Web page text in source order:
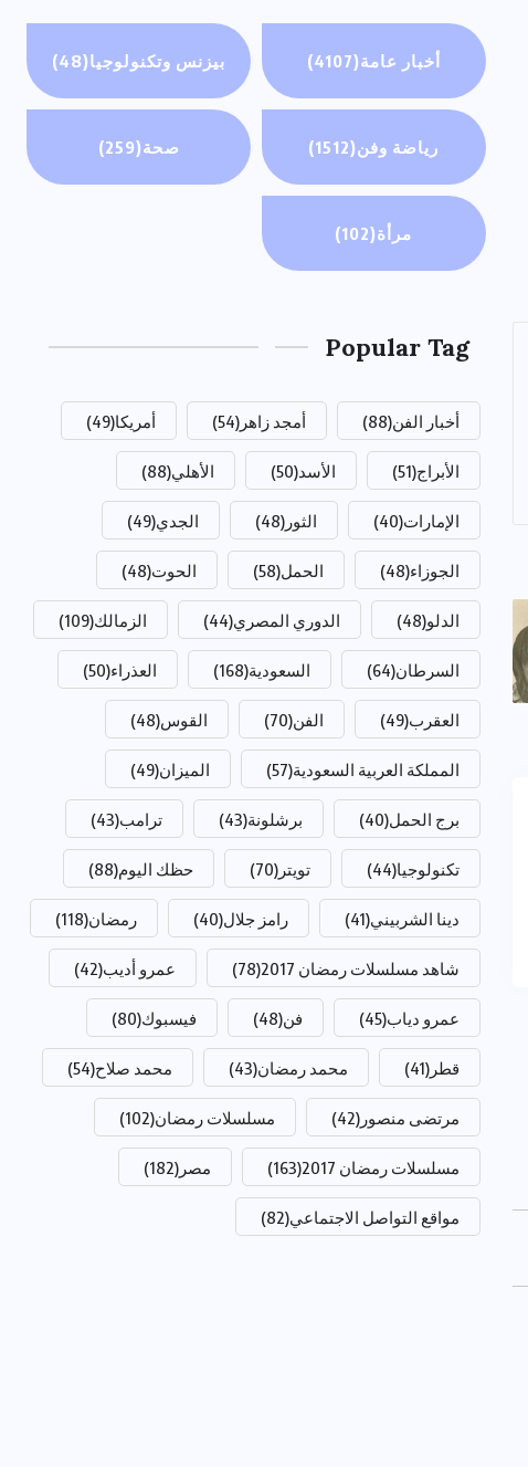
أخبار عامة(4107) بيزنس وتكنولوجيا(48)
رياضة وفن(1512) صحة(259)
مرأة(102)
Popular Tag
أخبار الفن(88) أمجد زاهر (54) أمريكا(49)
الأبراج(51) الأسد(50) الأهلي(88)
الإمارات(40) الثور (48) الجدي(49)
الجوزاء(48) الحمل(58) الحوت(48)
الدلو(48) الدوري المصري(44) الزمالك(109)
السرطان(64) السعودية(168) العذراء(50)
العقرب(49) الفن(70) القوس(48)
المملكة العربية السعودية(57) الميزان(49)
برج الحمل(40) برشلونة(43) ترامب(43)
تكنولوجيا(44) تويتر (70) حظك اليوم(88)
دينا الشربيني(41) رامز جلال(40) رمضان(118)
شاهد مسلسلات رمضان 2017 (78) عمرو أديب(42)
عمرو دياب(45) فن(48) فيسبوك(80)
قطر (41) محمد رمضان(43) محمد صلاح(54)
مرتضى منصور (42) مسلسلات رمضان(102)
مسلسلات رمضان 2017 (163) مصر (182)
مواقع التواصل الاجتماعي(82)